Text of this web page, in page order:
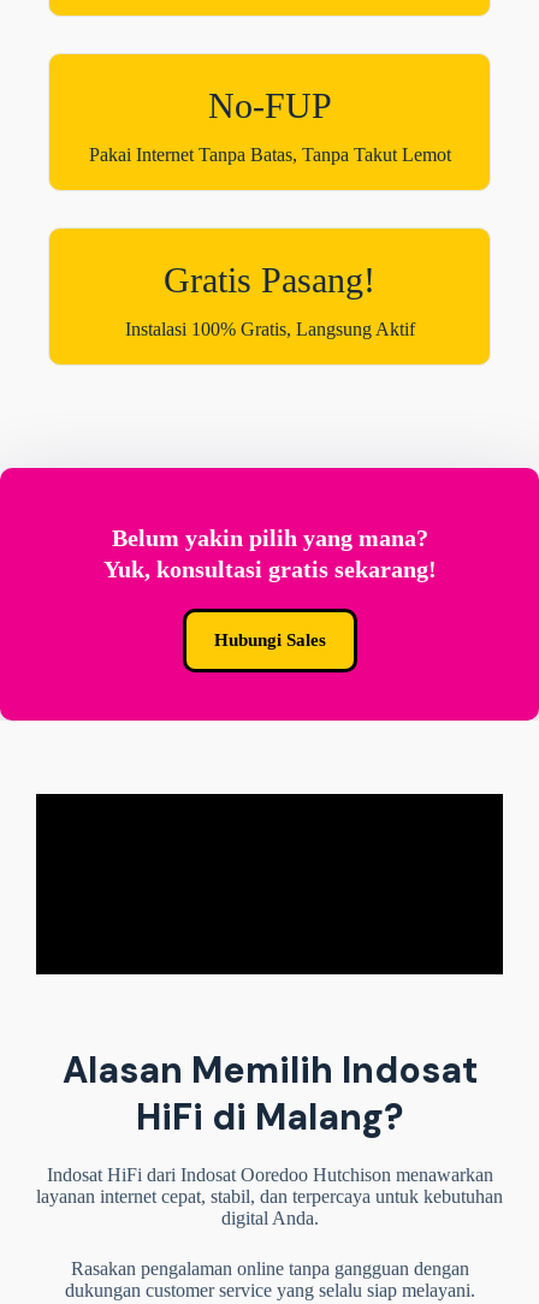
No-FUP
Pakai Internet Tanpa Batas, Tanpa Takut Lemot
Gratis Pasang!
Instalasi 100% Gratis, Langsung Aktif
Belum yakin pilih yang mana?
Yuk, konsultasi gratis sekarang!
Hubungi Sales
Alasan Memilih Indosat
HiFi di Malang?
Indosat HiFi dari Indosat Ooredoo Hutchison menawarkan
layanan internet cepat, stabil, dan terpercaya untuk kebutuhan
digital Anda.
Rasakan pengalaman online tanpa gangguan dengan
dukungan customer service yang selalu siap melayani.